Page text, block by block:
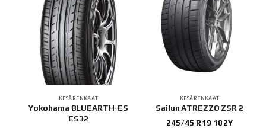
KESÄRENKAAT
Yokohama BLUEARTH-ES
ES32
KESÄRENKAAT
Sailun ATREZZO ZSR 2
245/45 R19 102Y